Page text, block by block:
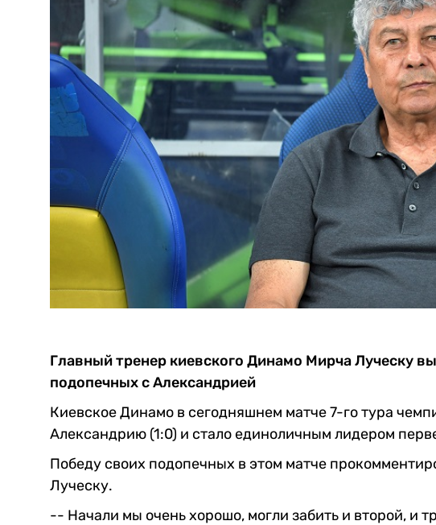
Главный тренер киевского Динамо Мирча Луческу
подопечных с Александрией
Киевское Динамо в сегодняшнем матче 7-го тура
Александрию (1:0) и стало единоличным лидером
Победу своих подопечных в этом матче
Луческу.
-- Начали мы очень хорошо, могли забить и второй, и